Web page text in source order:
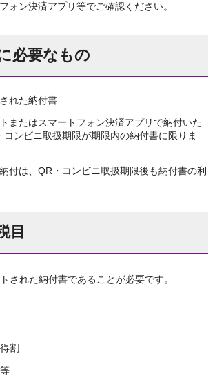
ォン決済アプリ等でご確認ください。
必要なもの
れた納付書
またはスマートフォン決済アプリで納付いた
コンビニ取扱期限が期限内の納付書に限りま
付は、QR・コンビニ取扱期限後も納付書の利
目
された納付書であることが必要です。
割